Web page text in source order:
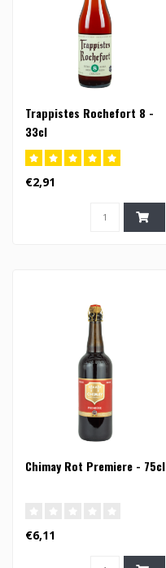
Trappistes Rochefort 8 -
33cl
€2,91
Chimay Rot Premiere - 75cl
€6,11